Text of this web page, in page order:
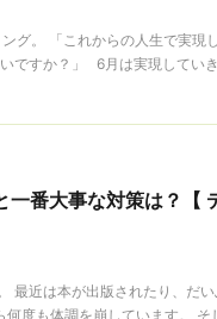
グ。 「これからの人生で実現
ですか？」 6月は実現してい
一番大事な対策は？【
最近は本が出版されたり、だ
度も体調を崩しています。 そ